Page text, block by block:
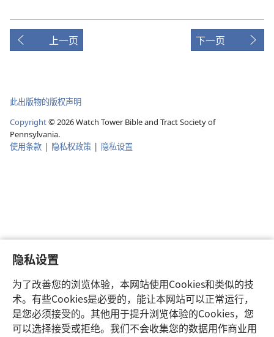
隐私设置
为了改善您的浏览体验，本网站使用Cookies和类似的技
术。有些Cookies是必要的，能让本网站可以正常运行，
是您必须接受的。其他用于提升浏览体验的Cookies，您
可以选择接受或拒绝。我们不会收集您的数据用作商业用
上一页 下一页
此出版物的版权声明
Copyright© 2026Watch Tower Bible and Tract Society of
Pennsylvania.
使用条款 | 隐私权政策 | 隐私设置